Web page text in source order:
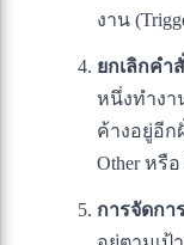
งาน
ยกเลิกคำ
หนึ่งทำงา
ค้างอยู่อีก
Other หรือ
การจัดกา